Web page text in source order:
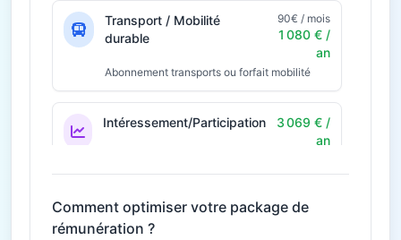
Transport / Mobilité
durable
90€ / mois
1 080 € /
an
Abonnement transports ou forfait mobilité
Intéressement/Participation
3 069 € /
an
Économie fiscale potentielle
921€
Télétravail
Comment optimiser votre package de
rémunération ?